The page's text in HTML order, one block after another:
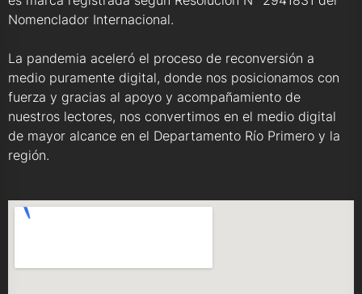
Nomenclador Internacional.
La pandemia aceleró el proceso de reconversión a
medio puramente digital, donde nos posicionamos con
fuerza y gracias al apoyo y acompañamiento de
nuestros lectores, nos convertimos en el medio digital
de mayor alcance en el Departamento Río Primero y la
región.